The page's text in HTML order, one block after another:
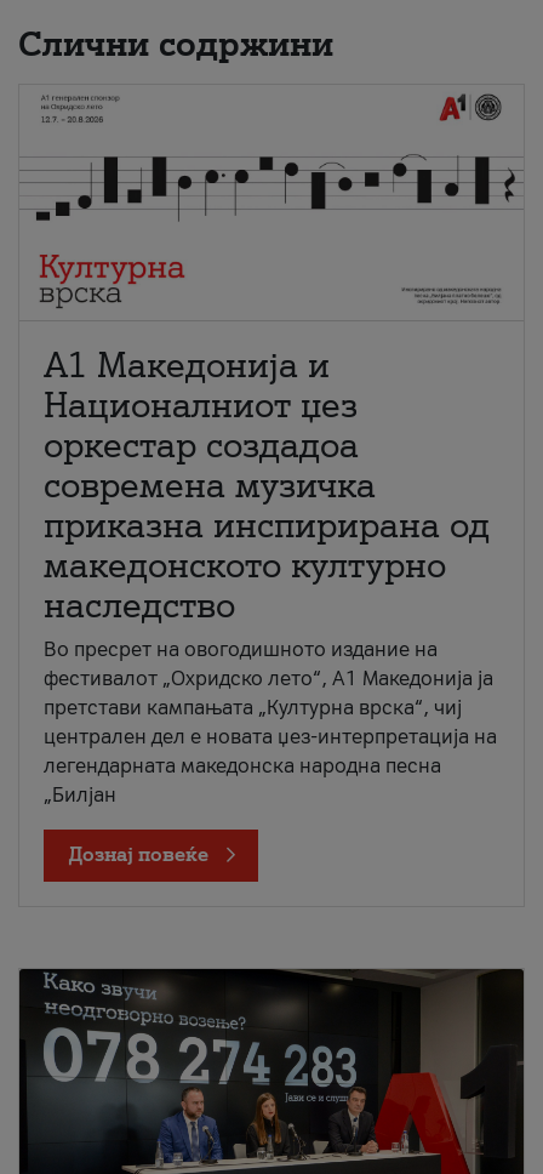
Слични содржини
А1 Македонија и
Националниот џез
оркестар создадоа
современа музичка
приказна инспирирана од
македонското културно
наследство
Во пресрет на овогодишното издание на
фестивалот „Охридско лето“, А1 Македонија ја
претстави кампањата „Културна врска“, чиј
централен дел е новата џез-интерпретација на
легендарната македонска народна песна
„Билјан
Дознај повеќе